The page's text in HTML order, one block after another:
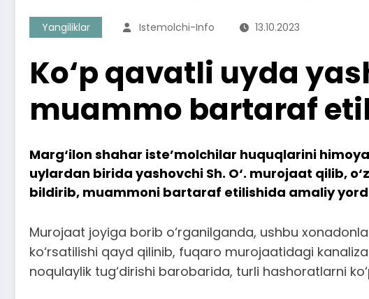
Yangiliklar Istemolchi-Info 13.10.2023
Ko‘p qavatli uyda
muammo bartaraf
Marg‘ilon shahar iste’molchilar huquqlarini
uylardan birida yashovchi Sh. O‘. murojaat qilib,
bildirib, muammoni bartaraf etilishida amaliy
Murojaat joyiga borib o‘rganilganda, ushbu
ko‘rsatilishi qayd qilinib, fuqaro murojaatidagi
noqulaylik tug‘dirishi barobarida, turli hashoratlarni